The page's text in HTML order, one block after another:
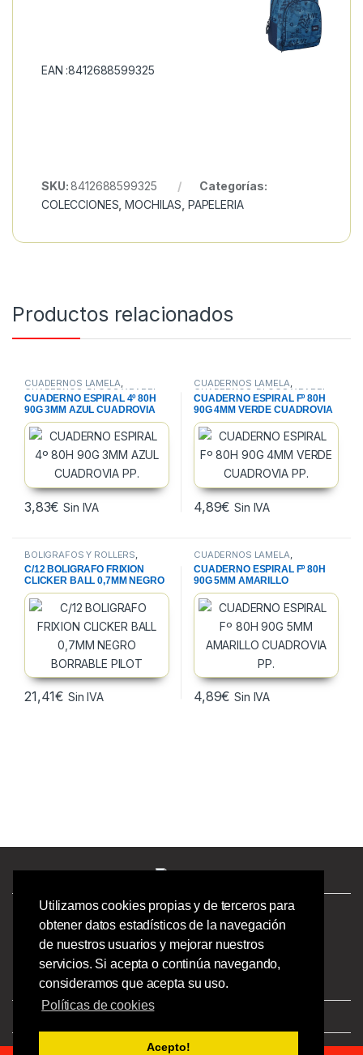
Utilizamos cookies propias y de terceros para
obtener datos estadísticos de la navegación
de nuestros usuarios y mejorar nuestros
servicios. Si acepta o continúa navegando,
consideramos que acepta su uso.
Políticas de cookies
Acepto!
EAN :8412688599325
SKU:8412688599325
Categorías:
COLECCIONES ,MOCHILAS PAPELERIA
Productos relacionados
CUADERNOS LAMELA,
CUADERNOS, BLOCS Y PAPEL
PAPELERIA
CUADERNO ESPIRAL 4º 80H
90G 3MM AZUL CUADROVIA
PP.
3,83€ Sin IVA
CUADERNOS LAMELA,
CUADERNOS, BLOCS Y PAPEL
PAPELERIA
CUADERNO ESPIRAL Fº 80H
90G 4MM VERDE CUADROVIA
PP.
4,89€ Sin IVA
BOLIGRAFOS Y ROLLERS
ESCRITURA Y CORRECCION
PAPELERIA
C/12 BOLIGRAFO FRIXION
CLICKER BALL 0,7MM NEGRO
BORRABLE PILOT
21,41€ Sin IVA
CUADERNOS LAMELA
CUADERNOS, BLOCS Y PAPEL
PAPELERIA
CUADERNO ESPIRAL Fº 80H
90G 5MM AMARILLO
CUADROVIA PP.
4,89€ Sin IVA
¿Tienes preguntas? ¡Llámanos!
986244723 |
Calle Barcelona 41,
Bajo Izquierdo,
Vigo - Pontevedra.